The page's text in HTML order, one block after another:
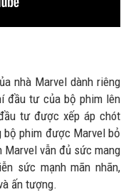
nhà Marvel dành riêng
đầu tư của bộ phim lên
tư được xếp áp chót
bộ phim được Marvel bỏ
Marvel vẫn đủ sức mang
sức mạnh mãn nhãn,
ấn tượng.